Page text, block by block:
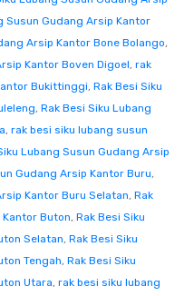
Susun Gudang Arsip Kantor
Arsip Kantor Bone Bolango,
Kantor Boven Digoel, rak
Bukittinggi, Rak Besi Siku
, Rak Besi Siku Lubang
, rak besi siku lubang susun
Lubang Susun Gudang Arsip
Gudang Arsip Kantor Buru,
Kantor Buru Selatan, Rak
Buton, Rak Besi Siku
Selatan, Rak Besi Siku
Tengah, Rak Besi Siku
Utara, rak besi siku lubang